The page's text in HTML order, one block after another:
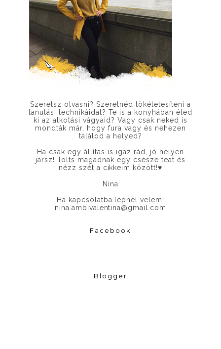
Szeretsz olvasni? Szeretnéd tökéletesíteni a
tanulási technikáidat? Te is a konyhában éled
ki az alkotási vágyaid? Vagy csak neked is
mondták már, hogy fura vagy és nehezen
találod a helyed?
Ha csak egy állítás is igaz rád, jó helyen
jársz! Tölts magadnak egy csésze teát és
nézz szét a cikkeim között!♥
Nina
Ha kapcsolatba lépnél velem:
nina.ambivalentina@gmail.com
Facebook
Blogger